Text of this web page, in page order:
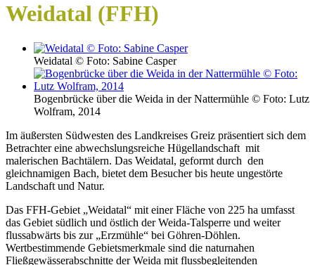
Weidatal (FFH)
Weidatal © Foto: Sabine Casper
Bogenbrücke über die Weida in der Nattermühle © Foto: Lutz
Wolfram, 2014
Im äußersten Südwesten des Landkreises Greiz präsentiert sich dem
Betrachter eine abwechslungsreiche Hügellandschaft mit
malerischen Bachtälern. Das Weidatal, geformt durch den
gleichnamigen Bach, bietet dem Besucher bis heute ungestörte
Landschaft und Natur.
Das FFH-Gebiet „Weidatal“ mit einer Fläche von 225 ha umfasst
das Gebiet südlich und östlich der Weida-Talsperre und weiter
flussabwärts bis zur „Erzmühle“ bei Göhren-Döhlen.
Wertbestimmende Gebietsmerkmale sind die naturnahen
Fließgewässerabschnitte der Weida mit flussbegleitenden